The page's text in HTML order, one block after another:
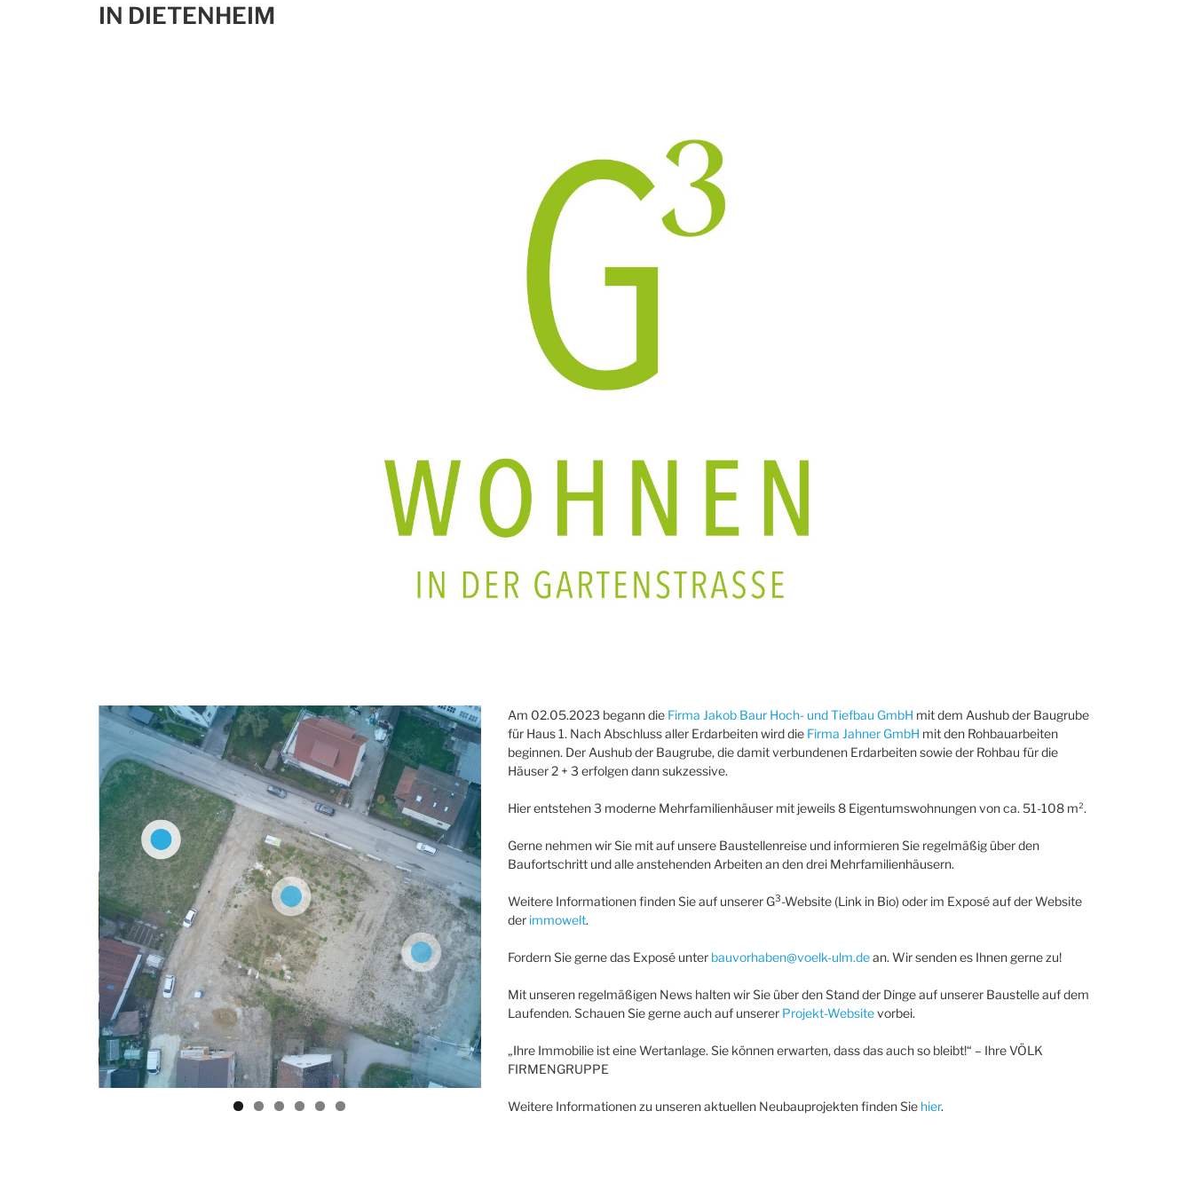
N DIETENHEIM
Am 02.05.2023 begann die Firma Jakob Baur Hoch- und Tiefbau GmbH mit dem Aushub der Baugrube
für Haus 1. Nach Abschluss aller Erdarbeiten wird die Firma Jahner GmbH mit den Rohbauarbeiten
beginnen. Der Aushub der Baugrube, die damit verbundenen Erdarbeiten sowie der Rohbau für die
Häuser 2 + 3 erfolgen dann sukzessive.
Hier entstehen 3 moderne Mehrfamilienhäuser mit jeweils 8 Eigentumswohnungen von ca. 51-108 m².
Gerne nehmen wir Sie mit auf unsere Baustellenreise und informieren Sie regelmäßig über den
Baufortschritt und alle anstehenden Arbeiten an den drei Mehrfamilienhäusern.
Weitere Informationen finden Sie auf unserer G3-Website (Link in Bio) oder im Exposé auf der Website
der immowelt.
Fordern Sie gerne das Exposé unter bauvorhaben@voelk-ulm.dean. Wir senden es Ihnen gerne zu!
Mit unseren regelmäßigen News halten wir Sie über den Stand der Dinge auf unserer Baustelle auf dem
Laufenden. Schauen Sie gerne auch auf unserer Projekt-Websitevorbei.
„Ihre Immobilie ist eine Wertanlage. Sie können erwarten, dass das auch so bleibt!“ – Ihre VÖLK
FIRMENGRUPPE
Weitere Informationen zu unseren aktuellen Neubauprojekten finden Sie hier.